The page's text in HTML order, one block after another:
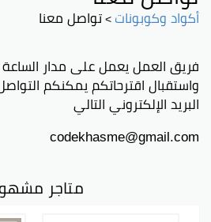
أكواد وكوبونات>تواصل معنا
فريق العمل يعمل على مدار
واستقبال اقترحاتكم يمكنكم
البريد الإلكتروني التالي
codekhasme@gmail.com
متاجر